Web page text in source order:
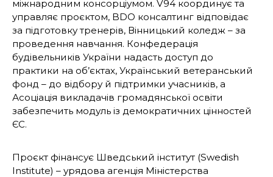
міжнародним консорціумом. V94 координує та
управляє проєктом, BDO консалтинг відповідає
за підготовку тренерів, Вінницький коледж – за
проведення навчання. Конфедерація
будівельників України надасть доступ до
практики на об’єктах, Український ветеранський
фонд – до відбору й підтримки учасників, а
Асоціація викладачів громадянської освіти
забезпечить модуль із демократичних цінностей
ЄС.
Проєкт фінансує Шведський інститут (Swedish
Institute) – урядова агенція Міністерства